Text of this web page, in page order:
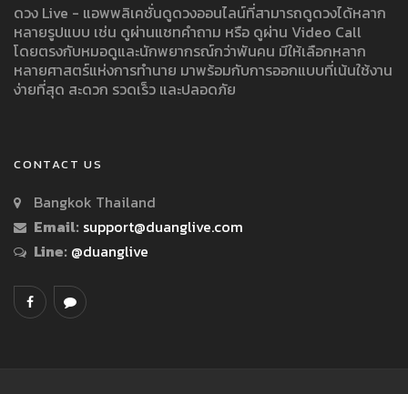
ดวง Live - แอพพลิเคชั่นดูดวงออนไลน์ที่สามารถดูดวงได้หลาก
หลายรูปแบบ เช่น ดูผ่านแชทคำถาม หรือ ดูผ่าน Video Call
โดยตรงกับหมอดูและนักพยากรณ์กว่าพันคน มีให้เลือกหลาก
หลายศาสตร์แห่งการทำนาย มาพร้อมกับการออกแบบที่เน้นใช้งาน
ง่ายที่สุด สะดวก รวดเร็ว และปลอดภัย
CONTACT US
Bangkok Thailand
Email: support@duanglive.com
Line: @duanglive